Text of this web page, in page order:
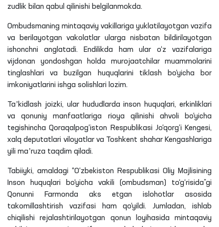
zudlik bilan qabul qilinishi belgilanmokda.
Ombudsmaning mintaqaviy vakillariga yuklatilayotgan vazifa
va berilayotgan vakolatlar ularga nisbatan bildirilayotgan
ishonchni anglatadi. Endilikda ham ular o‘z vazifalariga
vijdonan yondoshgan holda murojaatchilar muammolarini
tinglashlari va buzilgan huquqlarini tiklash bo‘yicha bor
imkoniyatlarini ishga solishlari lozim.
Taʼkidlash joizki, ular hududlarda inson huquqlari, erkinliklari
va qonuniy manfaatlariga rioya qilinishi ahvoli bo‘yicha
tegishincha Qoraqalpog‘iston Respublikasi Jo‘qorg‘i Kengesi,
xalq deputatlari viloyatlar va Toshkent shahar Kengashlariga
yili maʼruza taqdim qiladi.
Tabiiyki, amaldagi “O‘zbekiston Respublikasi Oliy Majlisining
Inson huquqlari bo‘yicha vakili (ombudsman) to‘g‘risida”gi
Qonunni Farmonda aks etgan islohotlar asosida
takomillashtirish vazifasi ham qo‘yildi. Jumladan, ishlab
chiqilishi rejalashtirilayotgan qonun loyihasida mintaqaviy